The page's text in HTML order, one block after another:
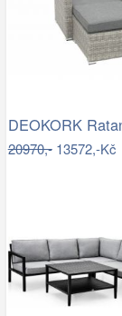
20970,-13572,-Kč